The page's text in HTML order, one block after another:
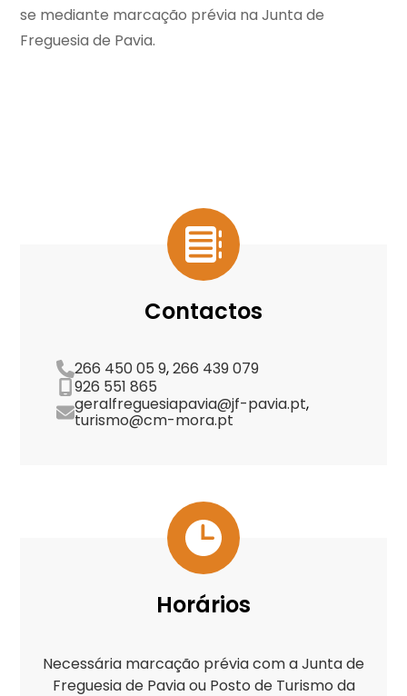
se mediante marcação prévia na Junta de
Freguesia de Pavia.
Contactos
266 450 05 9,266 439 079
926 551 865
geralfreguesiapavia@jf-pavia.pt,
turismo@cm-mora.pt
Horários
Necessária marcação prévia com a Junta de
Freguesia de Pavia ou Posto de Turismo da